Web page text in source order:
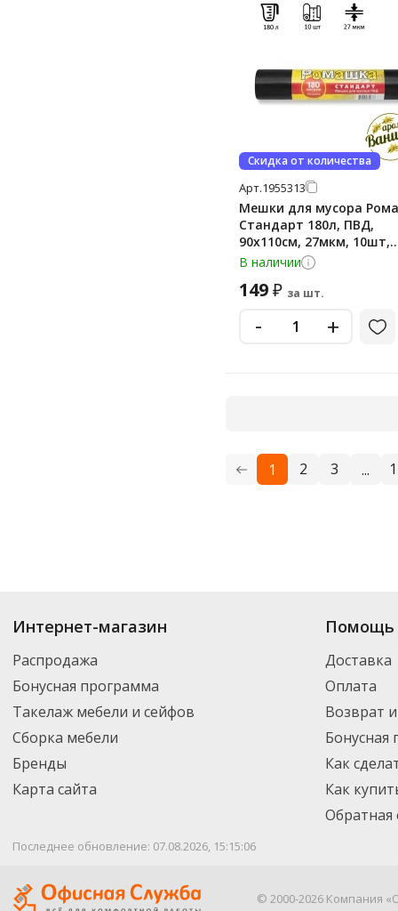
Скидка от количества
Арт.1955313
Мешки для мусора
Стандарт 180л, ПВД,
90х110см, 27мкм, 10шт,
черного цвета, в
В наличии
149₽ за шт.
- +
1 2 3 ...
Интернет-магазин
Распродажа
Бонусная программа
Такелаж мебели и сейфов
Сборка мебели
Бренды
Карта сайта
Помощь
Доставка
Оплата
Возврат
Бонусная
Как
Как
Обратная
Последнее обновление: 07.08.2026, 15:15:06
© 2000-2026 Компания